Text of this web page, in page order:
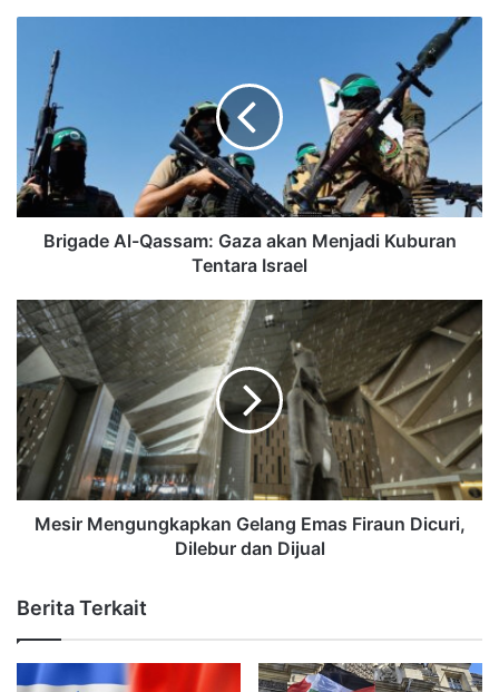
Brigade Al-Qassam: Gaza akan Menjadi Kuburan
Tentara Israel
Mesir Mengungkapkan Gelang Emas Firaun Dicuri,
Dilebur dan Dijual
Berita Terkait